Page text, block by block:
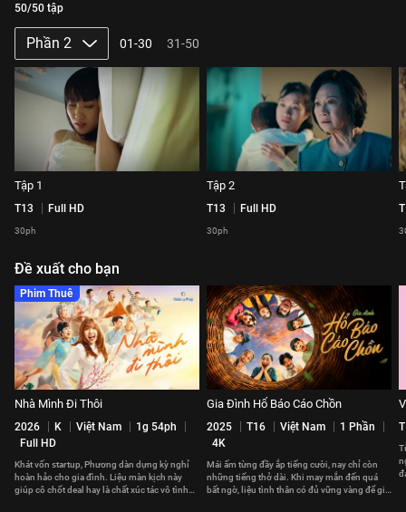
50/50 tập
Phần 2 01-30 31-50
Tập 1
T13 Full HD
30ph
Tập 2
T13 Full HD
30ph
Đề xuất cho bạn
Phim Thuê
Nhà Mình Đi Thôi
2026 K Việt Nam
1g 54ph
Full HD
Khát vốn startup, Phương dàn dựng kỳ nghỉ
hoàn hảo cho gia đình. Liệu màn kịch này
giúp cô chốt deal hay là chất xúc tác vô tình
Gia Đình Hổ Báo Cáo Chồn
2025 T16 Việt Nam
1 Phần
4K
Mái ấm từng đầy ắp tiếng cười, nay chỉ còn
những tiếng thở dài. Khi may mắn đến quá
bất ngờ, liệu tình thân có đủ vững vàng để giữ